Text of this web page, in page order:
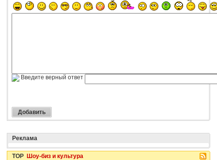
Введите верный ответ
Реклама
TOP Шоу-биз и культура